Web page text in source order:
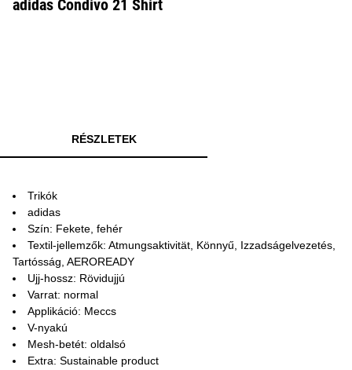
adidas Condivo 21 Shirt
RÉSZLETEK
Trikók
adidas
Szín: Fekete, fehér
Textil-jellemzők: Atmungsaktivität, Könnyű, Izzadságelvezetés,
Tartósság, AEROREADY
Ujj-hossz: Rövidujjú
Varrat: normal
Applikáció: Meccs
V-nyakú
Mesh-betét: oldalsó
Extra: Sustainable product